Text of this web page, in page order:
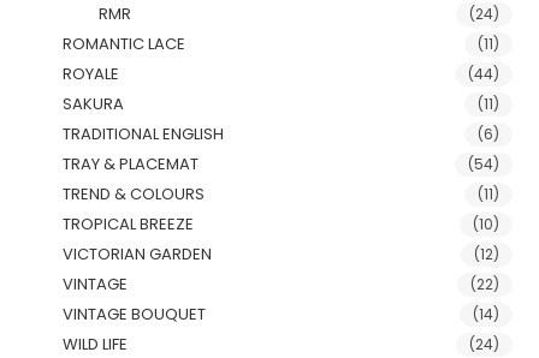
RMR (24)
ROMANTIC LACE (11)
ROYALE (44)
SAKURA (11)
TRADITIONAL ENGLISH (6)
TRAY & PLACEMAT (54)
TREND & COLOURS (11)
TROPICAL BREEZE (10)
VICTORIAN GARDEN (12)
VINTAGE (22)
VINTAGE BOUQUET (14)
WILD LIFE (24)